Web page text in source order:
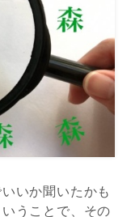
いか聞いたかも
うことで、その